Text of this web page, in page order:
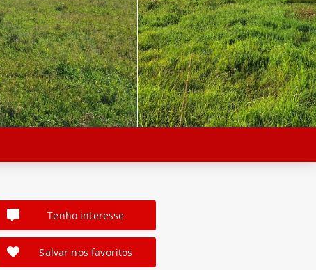
Tenho interesse
Salvar nos favoritos